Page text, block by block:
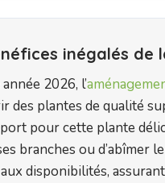
inégalés
2026, l’
des plantes de qualité
pour cette plante
branches ou d’abîmer
disponibilités,